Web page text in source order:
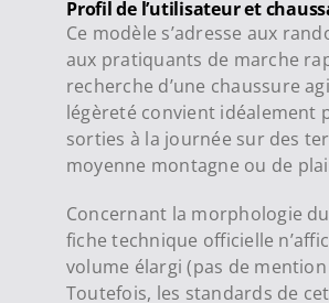
Profil de l’utilisateur et
Ce modèle s’adresse aux
aux pratiquants de marche
recherche d’une chaussure
légèreté convient idéalement
sorties à la journée sur des
moyenne montagne ou de
Concernant la morphologie
fiche technique officielle
volume élargi (pas de mention
Toutefois, les standards de